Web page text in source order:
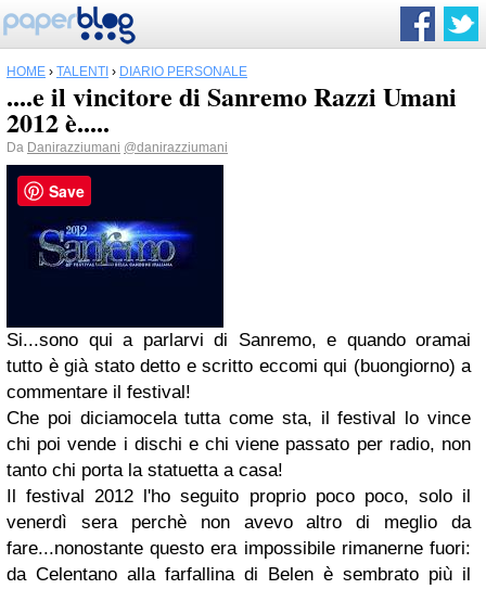
HOME › TALENTI › DIARIO PERSONALE
....e il vincitore di Sanremo Razzi Umani
2012 è.....
Da Danirazziumani @danirazziumani
Si...sono qui a parlarvi di Sanremo, e quando oramai
tutto è già stato detto e scritto eccomi qui (buongiorno) a
commentare il festival!
Che poi diciamocela tutta come sta, il festival lo vince
chi poi vende i dischi e chi viene passato per radio, non
tanto chi porta la statuetta a casa!
Il festival 2012 l'ho seguito proprio poco poco, solo il
venerdì sera perchè non avevo altro di meglio da
fare...nonostante questo era impossibile rimanerne fuori:
da Celentano alla farfallina di Belen è sembrato più il
Save